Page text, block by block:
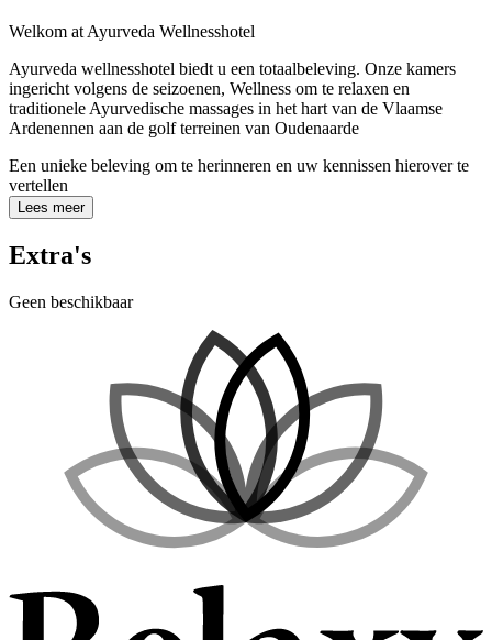
Welkom at Ayurveda Wellnesshotel
Ayurveda wellnesshotel biedt u een totaalbeleving. Onze kamers
ingericht volgens de seizoenen, Wellness om te relaxen en
traditionele Ayurvedische massages in het hart van de Vlaamse
Ardenennen aan de golf terreinen van Oudenaarde
Een unieke beleving om te herinneren en uw kennissen hierover te
vertellen
Lees meer
Extra's
Geen beschikbaar